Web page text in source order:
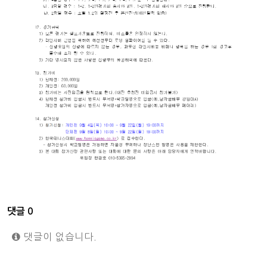
댓글 0
댓글이 없습니다.